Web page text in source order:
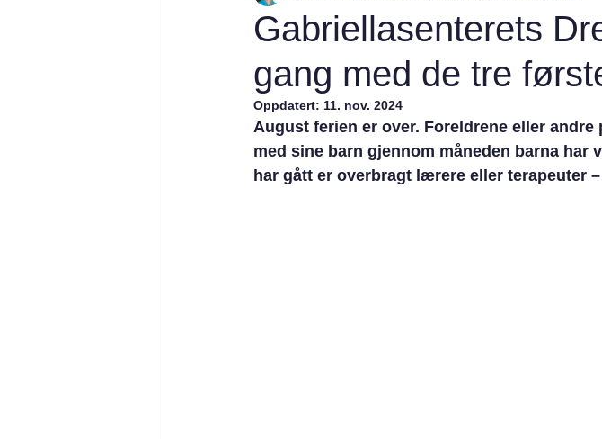
Gabriellasenterets
gang med de tre
Oppdatert: 11. nov. 2024
August ferien er over. Foreldrene eller
med sine barn gjennom måneden barna
har gått er overbragt lærere eller terapeuter